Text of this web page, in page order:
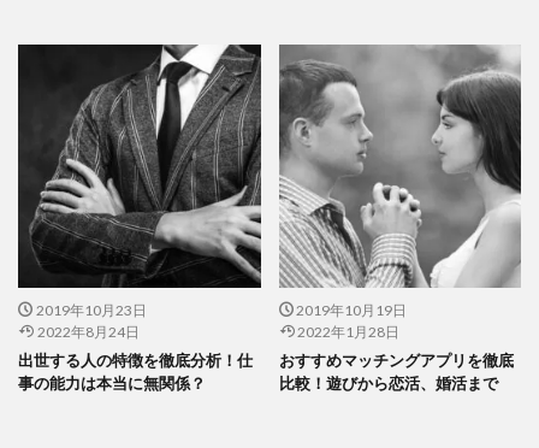
2019年10月23日
2022年8月24日
出世する人の特徴を徹底分析！仕
事の能力は本当に無関係？
2019年10月19日
2022年1月28日
おすすめマッチングアプリを徹底
比較！遊びから恋活、婚活まで